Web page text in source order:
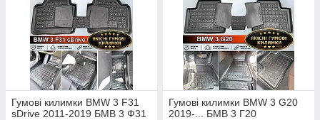
Гумові килимки BMW 3 F31
sDrive 2011-2019 БМВ 3 Ф31
Гумові килимки BMW 3 G20
2019-... БМВ 3 Г20